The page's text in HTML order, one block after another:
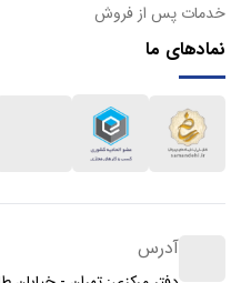
خدمات پس از فروش
نمادهای ما
آدرس